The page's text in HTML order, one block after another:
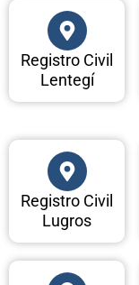
Registro Civil
Lentegí
Registro Civil
Lugros